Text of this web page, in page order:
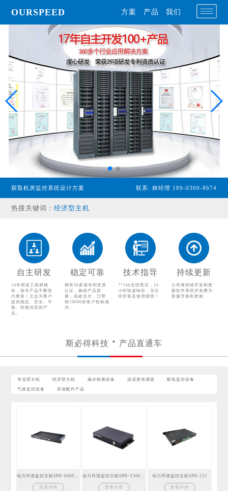
OURSPEED 方案 产品 我们
获取机房监控系统设计方案 联系: 林经理 189-0300-8674
热搜关键词：经济型主机
温湿度传感器
配电监控设备
气体监控设备
其他配件产品
自主研发
14年研发工程师领
衔，每年产品不断迭
代更新！立志为客户
提供稳定、安全、可
靠、性能优异的产
品。
稳定可靠
拥有30多项专利资质
认证，确保产品质
量，高效交付，已帮
助10000余客户投标成
功。
技术指导
7*24h无忧售后，24
小时快速响应，无任
何安装及使用烦忧！
持续更新
公司将持续开发和更
新软件系统并免费为
客服升级和更新。
斯必得科技 产品直通车
专业型主机 经济型主机 漏水检测设备 温湿度传感器 配电监控设备
气体监控设备 其他配件产品
查看详情 查看详情
动力环境监控主机SPD-212
查看详情